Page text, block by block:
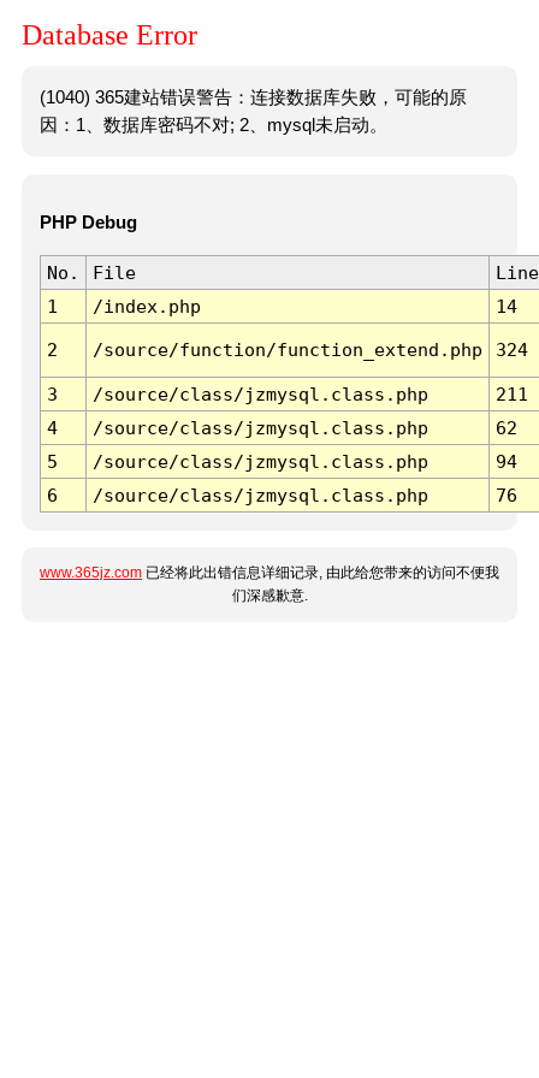
Database Error
(1040) 365建站错误警告：连接数据库失败，可能的原
因：1、数据库密码不对; 2、mysql未启动。
PHP Debug
No. File
Line
1
/index.php 14
2 /source/function/function_extend.php 324
3 /source/class/jzmysql.class.php
211
4
/source/class/jzmysql.class.php
62
5
/source/class/jzmysql.class.php
94
6
/source/class/jzmysql.class.php 76
www.365jz.com 已经将此出错信息详细记录, 由此给您带来的访问不便我
们深感歉意.